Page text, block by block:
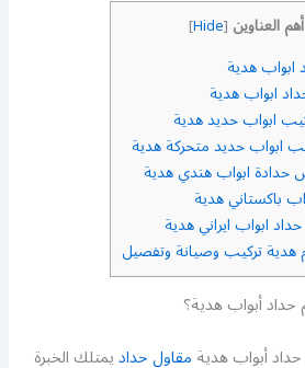
أهم العناوين [
Hide
]
ابواب هدية
ابواب هدية
ابواب حديد هدية
ابواب حديد متحركة هدية
ابواب هندي هدية
باكستاني هدية
ابواب ايراني هدية
هدية تركيب وصيانة وتفصيل
أبواب هدية؟
أبواب هديةمقاول حداديمتلك الخبرة